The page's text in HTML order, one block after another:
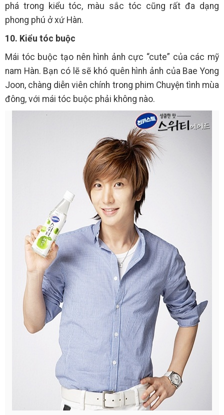
phá trong kiểu tóc, màu sắc tóc cũng rất đa dạng
phong phú ở xứ Hàn.
10. Kiểu tóc buộc
Mái tóc buộc tạo nên hình ảnh cực “cute” của các mỹ
nam Hàn. Bạn có lẽ sẽ khó quên hình ảnh của Bae Yong
Joon, chàng diễn viên chính trong phim Chuyện tình mùa
đông, với mái tóc buộc phải không nào.